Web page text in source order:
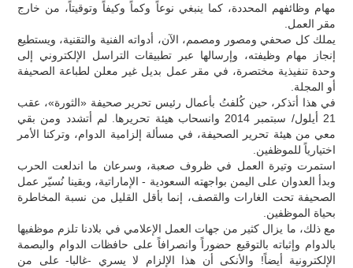
مهام وظائفهم المحددة، كما ينبغي نوعاً وكماً وكيفاً وتوقيتاً، من خارج
مقر العمل.
يملك كل صحفي ومصور ومصمم، الآن، أدواته الفنية والتقنية، ويستطيع
إنجاز مهام وظيفته، وإرسالها عبر تطبيقات التراسل الإلكتروني إلى
وحدة تنفيذية مختصرة، في مقر عمل بديل غير معلن لطباعة الصحيفة
أو المجلة.
في هذا أتذكر، حين كُلفتُ بأعمال رئيس تحرير صحيفة «الثورة»، عقب
21 أيلول/ سبتمبر 2014 وانسحاب هيئة تحريرها. لم أتشدد ومن بقي
معي من هيئة تحرير الصحيفة، في مسألة إلزامية الدوام، وتركنا الأمر
اختيارياً للموظفين.
استمرت وتيرة العمل في ظروف صعبة، وسرعان ما اندلعت الحرب
وبدأ العدوان على اليمن بواجهته السعودية - الإماراتية، وبقينا نُسيّر عمل
الصحيفة تحت الغارات والقصف، إنما بأقل القليل من نسبة المخاطرة
بحياة الموظفين.
مع ذلك، ما يزال كثير من جهات العمل الإعلامي في بلادنا تلزم موظفيها
بالدوام وإثباته بالتوقيع حضوراً وانصرافاً على حافظات الدوام والبصمة
الإلكترونية أيضاً! والأنكى أن هذا الإلزام لا يسري -غالبا- على من